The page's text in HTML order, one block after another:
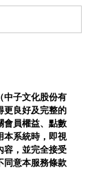
中子文化股份有
更良好及完整的
會員權益、點數
本系統時，即視
容，並完全接受
同意本服務條款